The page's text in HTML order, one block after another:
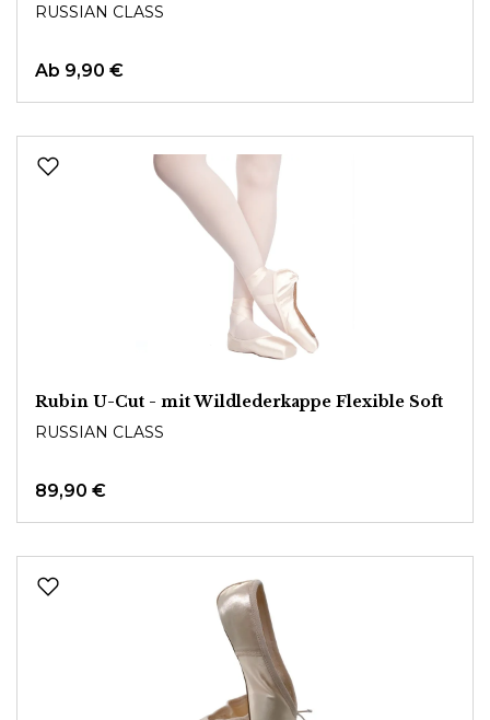
RUSSIAN CLASS
Ab 9,90 €
Rubin U-Cut - mit Wildlederkappe Flexible Soft
RUSSIAN CLASS
89,90 €